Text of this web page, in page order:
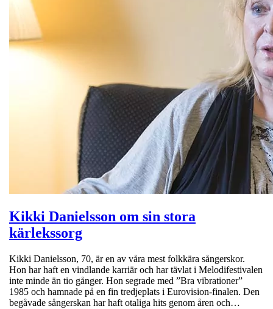
Kikki Danielsson om sin stora
kärlekssorg
Kikki Danielsson, 70, är en av våra mest folkkära sångerskor.
Hon har haft en vindlande karriär och har tävlat i Melodifestivalen
inte minde än tio gånger. Hon segrade med ”Bra vibrationer”
1985 och hamnade på en fin tredjeplats i Eurovision-finalen. Den
begåvade sångerskan har haft otaliga hits genom åren och…